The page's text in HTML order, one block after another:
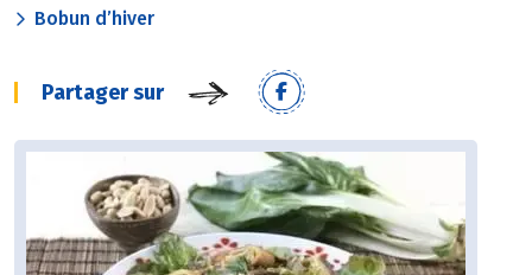
Bobun d’hiver
Partager sur